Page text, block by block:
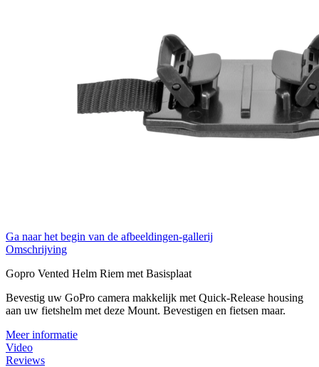
Ga naar het begin van de afbeeldingen-gallerij
Omschrijving
Gopro Vented Helm Riem met Basisplaat
Bevestig uw GoPro camera makkelijk met Quick-Release housing
aan uw fietshelm met deze Mount. Bevestigen en fietsen maar.
Meer informatie
Video
Reviews